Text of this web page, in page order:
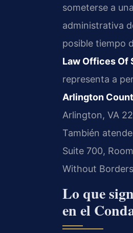
someterse a
administrativa
posible tiempo
Law Offices Of
representa a
Arlington
Arlington, VA
También
Suite 700,
Without
Lo que
en el